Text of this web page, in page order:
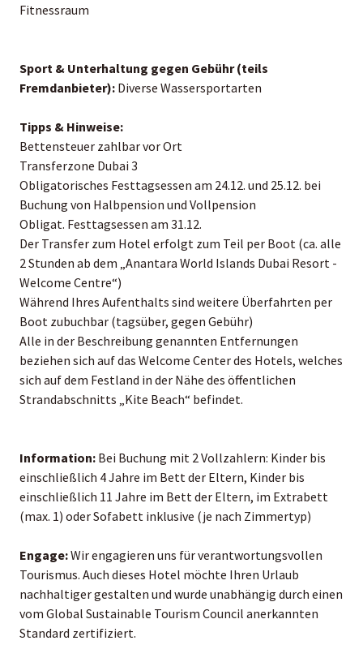
Fitnessraum
Sport & Unterhaltung gegen Gebühr (teils
Fremdanbieter): Diverse Wassersportarten
Tipps & Hinweise:
Bettensteuer zahlbar vor Ort
Transferzone Dubai 3
Obligatorisches Festtagsessen am 24.12. und 25.12. bei
Buchung von Halbpension und Vollpension
Obligat. Festtagsessen am 31.12.
Der Transfer zum Hotel erfolgt zum Teil per Boot (ca. alle
2 Stunden ab dem „Anantara World Islands Dubai Resort -
Welcome Centre“)
Während Ihres Aufenthalts sind weitere Überfahrten per
Boot zubuchbar (tagsüber, gegen Gebühr)
Alle in der Beschreibung genannten Entfernungen
beziehen sich auf das Welcome Center des Hotels, welches
sich auf dem Festland in der Nähe des öffentlichen
Strandabschnitts „Kite Beach“ befindet.
Information: Bei Buchung mit 2 Vollzahlern: Kinder bis
einschließlich 4 Jahre im Bett der Eltern, Kinder bis
einschließlich 11 Jahre im Bett der Eltern, im Extrabett
(max. 1) oder Sofabett inklusive (je nach Zimmertyp)
Engage:Wir engagieren uns für verantwortungsvollen
Tourismus. Auch dieses Hotel möchte Ihren Urlaub
nachhaltiger gestalten und wurde unabhängig durch einen
vom Global Sustainable Tourism Council anerkannten
Standard zertifiziert.